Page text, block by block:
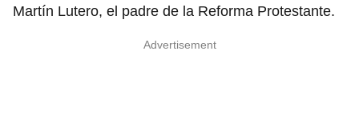
Martín Lutero, el padre de la Reforma Protestante.
Advertisement